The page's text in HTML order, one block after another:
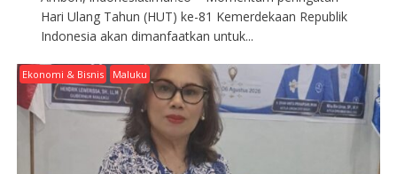
Hari Ulang Tahun (HUT) ke-81 Kemerdekaan Republik
Indonesia akan dimanfaatkan untuk...
Ekonomi & Bisnis Maluku